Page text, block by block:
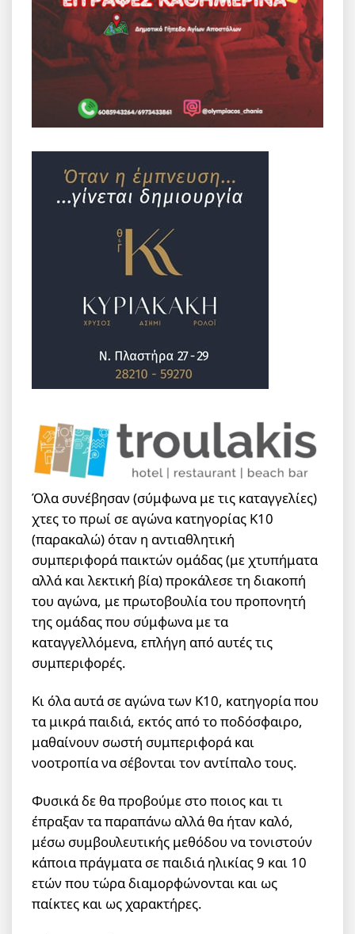
Όλα συνέβησαν (σύμφωνα με τις καταγγελίες)
χτες το πρωί σε αγώνα κατηγορίας Κ10
(παρακαλώ) όταν η αντιαθλητική
συμπεριφορά παικτών ομάδας (με χτυπήματα
αλλά και λεκτική βία) προκάλεσε τη διακοπή
του αγώνα, με πρωτοβουλία του προπονητή
της ομάδας που σύμφωνα με τα
καταγγελλόμενα, επλήγη από αυτές τις
συμπεριφορές.
Κι όλα αυτά σε αγώνα των Κ10, κατηγορία που
τα μικρά παιδιά, εκτός από το ποδόσφαιρο,
μαθαίνουν σωστή συμπεριφορά και
νοοτροπία να σέβονται τον αντίπαλο τους.
Φυσικά δε θα προβούμε στο ποιος και τι
έπραξαν τα παραπάνω αλλά θα ήταν καλό,
μέσω συμβουλευτικής μεθόδου να τονιστούν
κάποια πράγματα σε παιδιά ηλικίας 9 και 10
ετών που τώρα διαμορφώνονται και ως
παίκτες και ως χαρακτήρες.